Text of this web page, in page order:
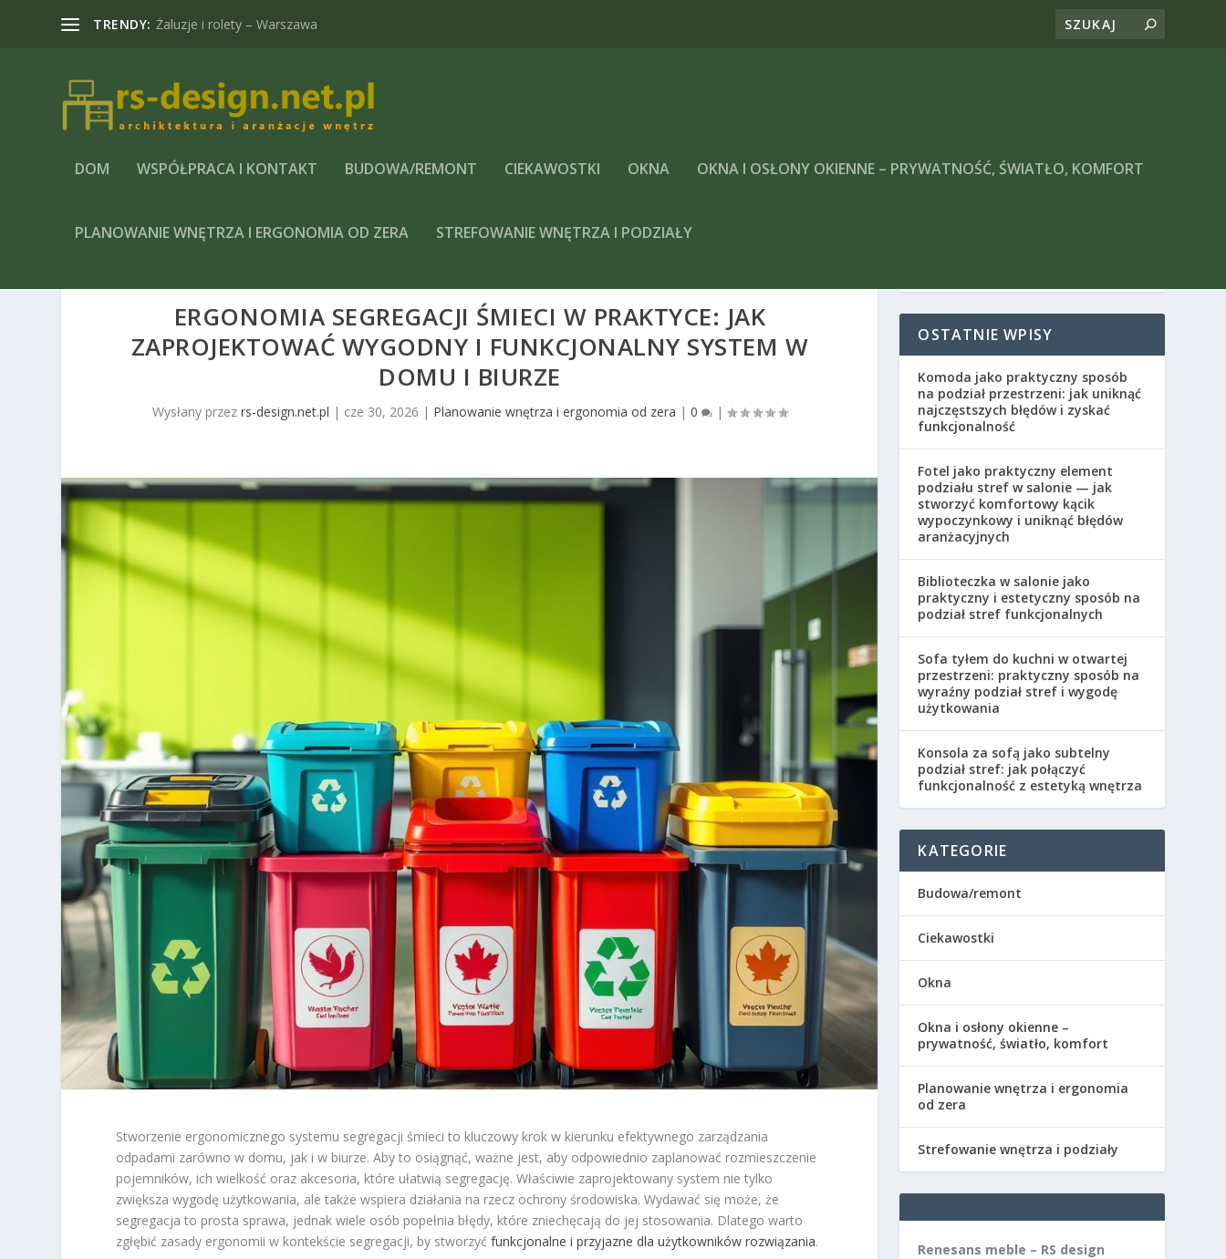
TRENDY: Żaluzje i rolety – Warszawa
DOM WSPÓŁPRACA I KONTAKT BUDOWA/REMONT CIEKAWOSTKI OKNA OKNA I OSŁONY OKIENNE – PRYWATNOŚĆ, ŚWIATŁO, KOMFORT
PLANOWANIE WNĘTRZA I ERGONOMIA OD ZERA STREFOWANIE WNĘTRZA I PODZIAŁY
ERGONOMIA SEGREGACJI ŚMIECI W PRAKTYCE: JAK
ZAPROJEKTOWAĆ WYGODNY I FUNKCJONALNY SYSTEM W
DOMU I BIURZE
Wysłany przez rs-design.net.pl | cze 30, 2026 | Planowanie wnętrza i ergonomia od zera | 0 |
Stworzenie ergonomicznego systemu segregacji śmieci to kluczowy krok w kierunku efektywnego zarządzania
odpadami zarówno w domu, jak i w biurze. Aby to osiągnąć, ważne jest, aby odpowiednio zaplanować rozmieszczenie
pojemników, ich wielkość oraz akcesoria, które ułatwią segregację. Właściwie zaprojektowany system nie tylko
zwiększa wygodę użytkowania, ale także wspiera działania na rzecz ochrony środowiska. Wydawać się może, że
segregacja to prosta sprawa, jednak wiele osób popełnia błędy, które zniechęcają do jej stosowania. Dlatego warto
zgłębić zasady ergonomii w kontekście segregacji, by stworzyćfunkcjonalne i przyjazne dla użytkowników rozwiązania.
OSTATNIE WPISY
Komoda jako praktyczny sposób
na podział przestrzeni: jak uniknąć
najczęstszych błędów i zyskać
funkcjonalność
Fotel jako praktyczny element
podziału stref w salonie — jak
stworzyć komfortowy kącik
wypoczynkowy i uniknąć błędów
aranżacyjnych
Biblioteczka w salonie jako
praktyczny i estetyczny sposób na
podział stref funkcjonalnych
Sofa tyłem do kuchni w otwartej
przestrzeni: praktyczny sposób na
wyraźny podział stref i wygodę
użytkowania
Konsola za sofą jako subtelny
podział stref: jak połączyć
funkcjonalność z estetyką wnętrza
KATEGORIE
Budowa/remont
Ciekawostki
Okna
Okna i osłony okienne –
prywatność, światło, komfort
Planowanie wnętrza i ergonomia
od zera
Strefowanie wnętrza i podziały
Renesans meble – RS design